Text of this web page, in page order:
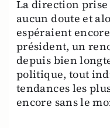
La direction
aucun doute et
espéraient
président, un
depuis bien
politique, tout
tendances les
encore sans le